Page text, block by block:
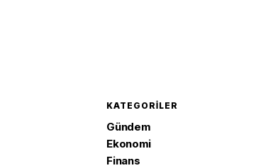
KATEGORILER
Gündem
Ekonomi
Finans